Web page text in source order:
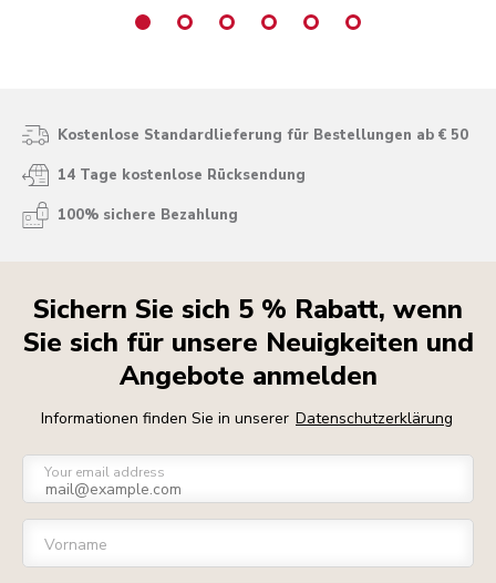
Kostenlose Standardlieferung für Bestellungen ab € 50
14 Tage kostenlose Rücksendung
100% sichere Bezahlung
Sichern Sie sich 5 % Rabatt, wenn
Sie sich für unsere Neuigkeiten und
Angebote anmelden
Informationen finden Sie in unserer Datenschutzerklärung
Your email address
Vorname